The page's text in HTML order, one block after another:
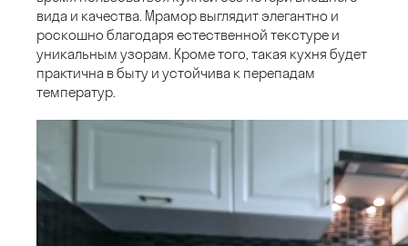
вида и качества. Мрамор выглядит элегантно и
роскошно благодаря естественной текстуре и
уникальным узорам. Кроме того, такая кухня будет
практична в быту и устойчива к перепадам
температур.